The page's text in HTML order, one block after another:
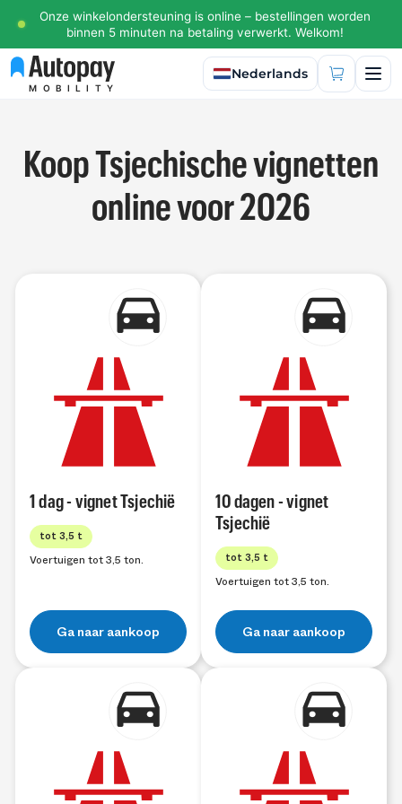
Onze winkelondersteuning is online – bestellingen worden
binnen 5 minuten na betaling verwerkt. Welkom!
MOBILITY
Taal selecteren
Nederlands
Koop Tsjechische vignetten
online voor 2026
1 dag - vignet Tsjechië
tot 3,5 t
Voertuigen tot 3,5 ton.
Ga naar aankoop
10 dagen - vignet
Tsjechië
tot 3,5 t
Voertuigen tot 3,5 ton.
Ga naar aankoop